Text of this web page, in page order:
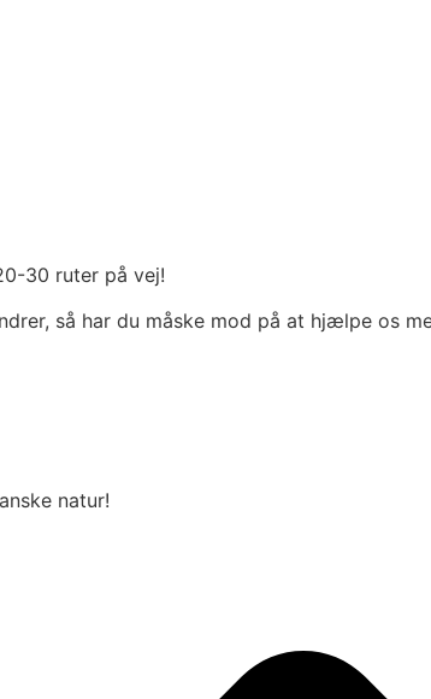
30 ruter på vej!
så har du måske mod på at hjælpe os
natur!